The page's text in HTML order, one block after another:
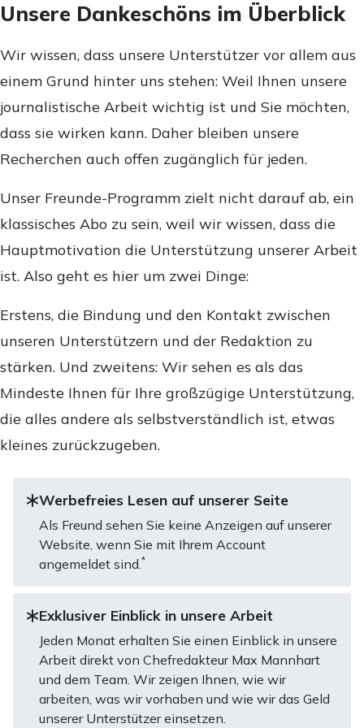
Unsere Dankeschöns im Überblick
Wir wissen, dass unsere Unterstützer vor allem aus
einem Grund hinter uns stehen: Weil Ihnen unsere
journalistische Arbeit wichtig ist und Sie möchten,
dass sie wirken kann. Daher bleiben unsere
Recherchen auch offen zugänglich für jeden.
Unser Freunde-Programm zielt nicht darauf ab, ein
klassisches Abo zu sein, weil wir wissen, dass die
Hauptmotivation die Unterstützung unserer Arbeit
ist. Also geht es hier um zwei Dinge:
Erstens, die Bindung und den Kontakt zwischen
unseren Unterstützern und der Redaktion zu
stärken. Und zweitens: Wir sehen es als das
Mindeste Ihnen für Ihre großzügige Unterstützung,
die alles andere als selbstverständlich ist, etwas
kleines zurückzugeben.
Werbefreies Lesen auf unserer Seite
Als Freund sehen Sie keine Anzeigen auf unserer
Website, wenn Sie mit Ihrem Account
angemeldet sind.*
Exklusiver Einblick in unsere Arbeit
Jeden Monat erhalten Sie einen Einblick in unsere
Arbeit direkt von Chefredakteur Max Mannhart
und dem Team. Wir zeigen Ihnen, wie wir
arbeiten, was wir vorhaben und wie wir das Geld
unserer Unterstützer einsetzen.